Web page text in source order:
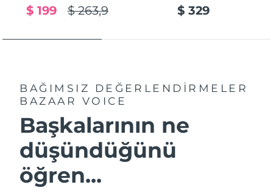
$ 263,9
$ 199 $ 329
BAĞIMSIZ DEĞERLENDİRMELER
BAZAAR VOICE
Başkalarının ne
düşündüğünü
öğren...